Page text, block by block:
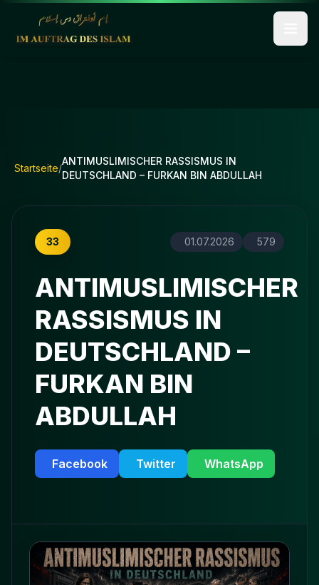
Startseite/
ANTIMUSLIMISCHER RASSISMUS IN
DEUTSCHLAND – FURKAN BIN ABDULLAH
33 01.07.2026 579
ANTIMUSLIMISCHER
RASSISMUS IN
DEUTSCHLAND –
FURKAN BIN
ABDULLAH
Facebook Twitter WhatsApp